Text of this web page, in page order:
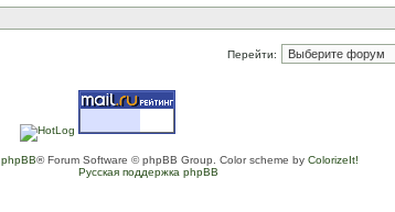
Перейти:
phpBB® Forum Software © phpBB Group. Color scheme by ColorizeIt!
Русская поддержка phpBB